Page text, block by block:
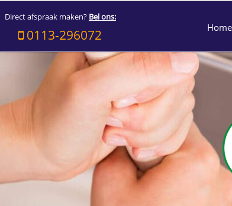
Direct afspraak maken? Bel ons:
0113-296072 Home